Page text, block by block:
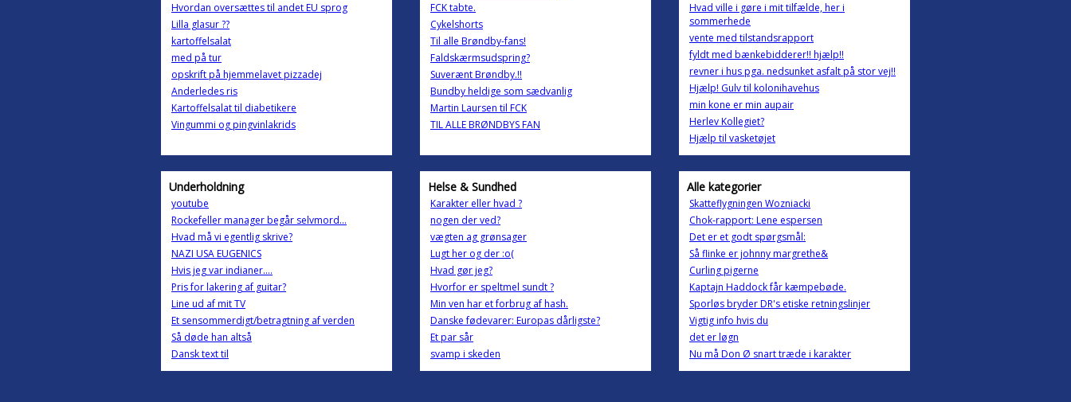
Hvordan oversættes til andet EU sprog
Lilla glasur ??
kartoffelsalat
med på tur
opskrift på hjemmelavet pizzadej
Anderledes ris
Kartoffelsalat til diabetikere
Vingummi og pingvinlakrids
FCK tabte.
Cykelshorts
Til alle Brøndby-fans!
Faldskærmsudspring?
Suverænt Brøndby.!!
Bundby heldige som sædvanlig
Martin Laursen til FCK
TIL ALLE BRØNDBYS FAN
Hvad ville i gøre i mit tilfælde, her i
sommerhede
vente med tilstandsrapport
fyldt med bænkebidderer!! hjælp!!
revner i hus pga. nedsunket asfalt på stor vej!!
Hjælp! Gulv til kolonihavehus
min kone er min aupair
Herlev Kollegiet?
Hjælp til vasketøjet
Underholdning
youtube
Rockefeller manager begår selvmord...
Hvad må vi egentlig skrive?
NAZI USA EUGENICS
Hvis jeg var indianer....
Pris for lakering af guitar?
Line ud af mit TV
Et sensommerdigt/betragtning af verden
Så døde han altså
Dansk text til
Helse & Sundhed
Karakter eller hvad ?
nogen der ved?
vægten ag grønsager
Lugt her og der :o(
Hvad gør jeg?
Hvorfor er speltmel sundt ?
Min ven har et forbrug af hash.
Danske fødevarer: Europas dårligste?
Et par sår
svamp i skeden
Alle kategorier
Skatteflygningen Wozniacki
Chok-rapport: Lene espersen
Det er et godt spørgsmål:
Så flinke er johnny margrethe&
Curling pigerne
Kaptajn Haddock får kæmpebøde.
Sporløs bryder DR's etiske retningslinjer
Vigtig info hvis du
det er løgn
Nu må Don Ø snart træde i karakter